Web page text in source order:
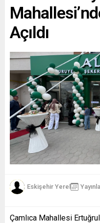
Açıldı
Eskişehir Yerel
Çamlıca Mahallesi